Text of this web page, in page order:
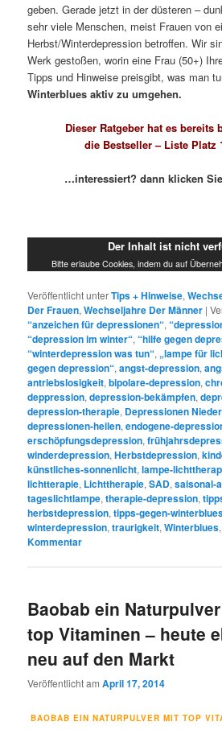
geben. Gerade jetzt in der düsteren –
sehr viele Menschen, meist Frauen von
Herbst/Winterdepression betroffen. Wir
Werk gestoßen, worin eine Frau (50+)
Tipps und Hinweise preisgibt, was man
Winterblues aktiv zu umgehen.
Dieser Ratgeber hat es bereits
die Bestseller – Liste Platz
…interessiert? dann klicken
Der Inhalt ist nicht
Bitte erlaube Cookies, indem du auf
Veröffentlicht unterTips + Hinweise,
Der Frauen,Wechseljahre Der Männer |
“anzeichen für depressionen“,
“depression im winter“,“hilfe gegen
“winterdepression was tun“,„lampe für
gegen depression“,angst-depression,
antriebslosigkeit,bipolare-depression,
deppression,depression-bekämpfen,
depression-therapie, Depressionen
depressionen-heilen,endogene-
erschöpfungsdepression,
winderdepression,Herbstdepression,
künstliches-sonnenlicht,lampe-
lichtterapie, Lichttherapie,SAD,saisonal-
tageslichtlampe,therapie-depression,
herbstdepression,tipps-gegen-
winterdepression,traurigkeit,Winterblues
Kommentar
Baobab ein
top Vitaminen – heute
neu auf den Markt
Veröffentlicht amApril 17, 2014
BAOBAB EIN NATURPULVER MIT TOP